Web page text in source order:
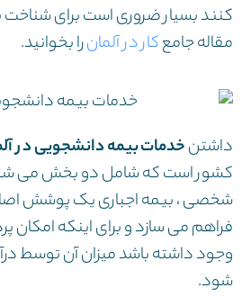
کنند بسیار ضروری است برای شناخت
مقاله جامعکار در آلمانرا بخوانید.
داشتنخدماتبیمه دانشجویی در
کشور است که شامل دو بخش می
شخصی ، بیمه اجباری یک پوشش اصلی
فراهم می سازد و برای اینکه
وجود داشته باشد میزان آن
شود.